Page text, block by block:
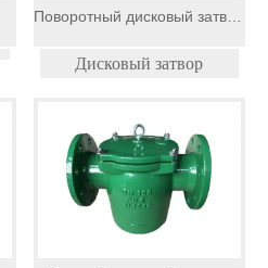
Поворотный дисковый затвор
Дисковый затвор